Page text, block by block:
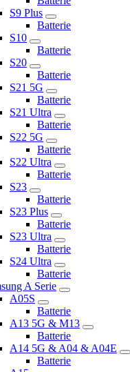
S9 Plus
Batterie
S10
Batterie
S20
Batterie
S21 5G
Batterie
S21 Ultra
Batterie
S22 5G
Batterie
S22 Ultra
Batterie
S23
Batterie
S23 Plus
Batterie
S23 Ultra
Batterie
S24 Ultra
Batterie
A Serie
A05S
Batterie
A13 5G & M13
Batterie
A14 5G & A04 & A04E
Batterie